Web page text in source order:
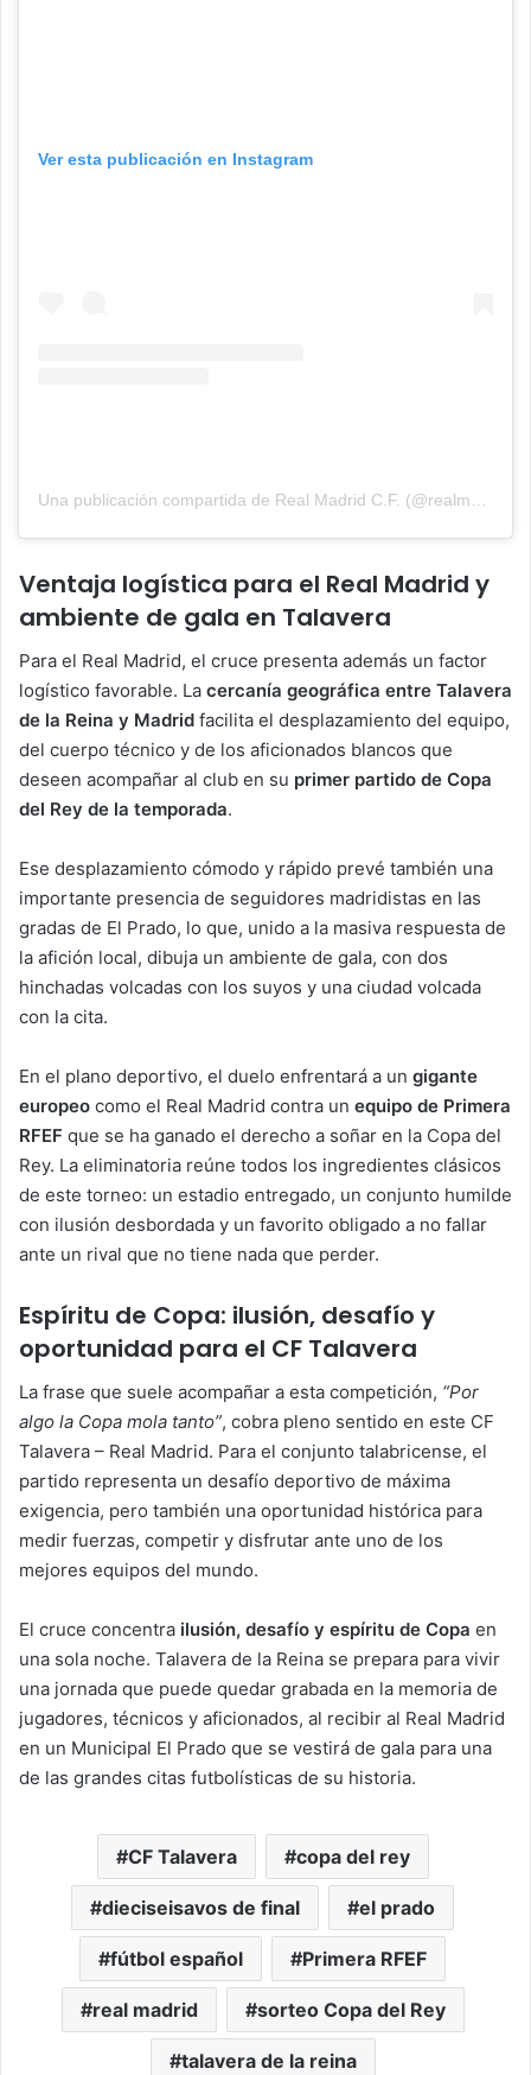
Ver esta publicación en Instagram
Ventaja logística para el Real Madrid y
ambiente de gala en Talavera
Para el Real Madrid, el cruce presenta además un factor
logístico favorable. La cercanía geográfica entre Talavera
de la Reina y Madrid facilita el desplazamiento del equipo,
del cuerpo técnico y de los aficionados blancos que
deseen acompañar al club en su primer partido de Copa
del Rey de la temporada.
Ese desplazamiento cómodo y rápido prevé también una
importante presencia de seguidores madridistas en las
gradas de El Prado, lo que, unido a la masiva respuesta de
la afición local, dibuja un ambiente de gala, con dos
hinchadas volcadas con los suyos y una ciudad volcada
con la cita.
En el plano deportivo, el duelo enfrentará a un gigante
europeo como el Real Madrid contra un equipo de Primera
RFEF que se ha ganado el derecho a soñar en la Copa del
Rey. La eliminatoria reúne todos los ingredientes clásicos
de este torneo: un estadio entregado, un conjunto humilde
con ilusión desbordada y un favorito obligado a no fallar
ante un rival que no tiene nada que perder.
Espíritu de Copa: ilusión, desafío y
oportunidad para el CF Talavera
La frase que suele acompañar a esta competición, “Por
algo la Copa mola tanto”, cobra pleno sentido en este CF
Talavera – Real Madrid. Para el conjunto talabricense, el
partido representa un desafío deportivo de máxima
exigencia, pero también una oportunidad histórica para
medir fuerzas, competir y disfrutar ante uno de los
mejores equipos del mundo.
El cruce concentra ilusión, desafío y espíritu de Copa en
una sola noche. Talavera de la Reina se prepara para vivir
una jornada que puede quedar grabada en la memoria de
jugadores, técnicos y aficionados, al recibir al Real Madrid
en un Municipal El Prado que se vestirá de gala para una
de las grandes citas futbolísticas de su historia.
CF Talavera copa del rey
dieciseisavos de final el prado
fútbol español Primera RFEF
real madrid sorteo Copa del Rey
talavera de la reina